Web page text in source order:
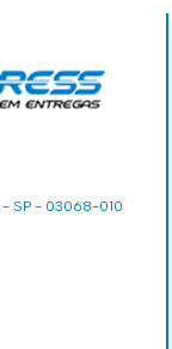
- SP - 03068-010